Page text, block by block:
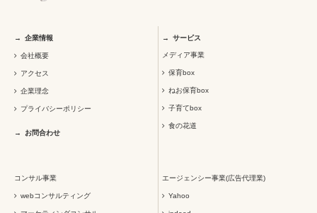
企業情報
会社概要
アクセス
企業理念
プライバシーポリシー
お問合わせ
サービス
メディア事業
保育box
ねお保育box
子育てbox
食の花道
コンサル事業
webコンサルティング
エージェンシー事業(広告代理業)
Yahoo